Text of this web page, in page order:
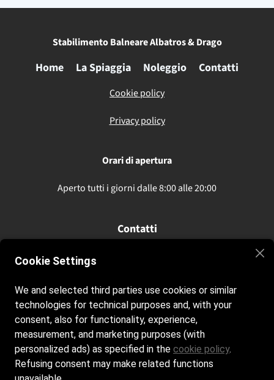
Stabilimento Balneare Albatros & Drago
Home La Spiaggia Noleggio Contatti
Cookie policy
Privacy policy
Orari di apertura
Aperto tutti i giorni dalle 8:00 alle 20:00
Contatti
elbainlove
+39 3456491769
Seguici sui nostri social
Facebook
Cookie Settings
We and selected third parties use cookies or similar
technologies for technical purposes and, with your
consent, also for functionality, experience,
measurement, and marketing purposes (with
personalized ads) as specified in the cookie policy.
Refusing consent may make related functions